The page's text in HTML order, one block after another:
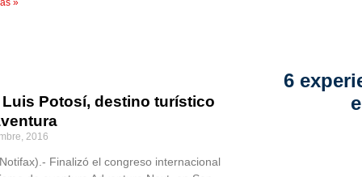
Luis Potosí, destino turístico
2016
Finalizó el congreso internacional
6